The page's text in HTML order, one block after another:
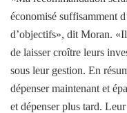
économisé suffisamment
d’objectifs», dit Moran.
de laisser croître leurs
sous leur gestion. En
dépenser maintenant et
et dépenser plus tard.